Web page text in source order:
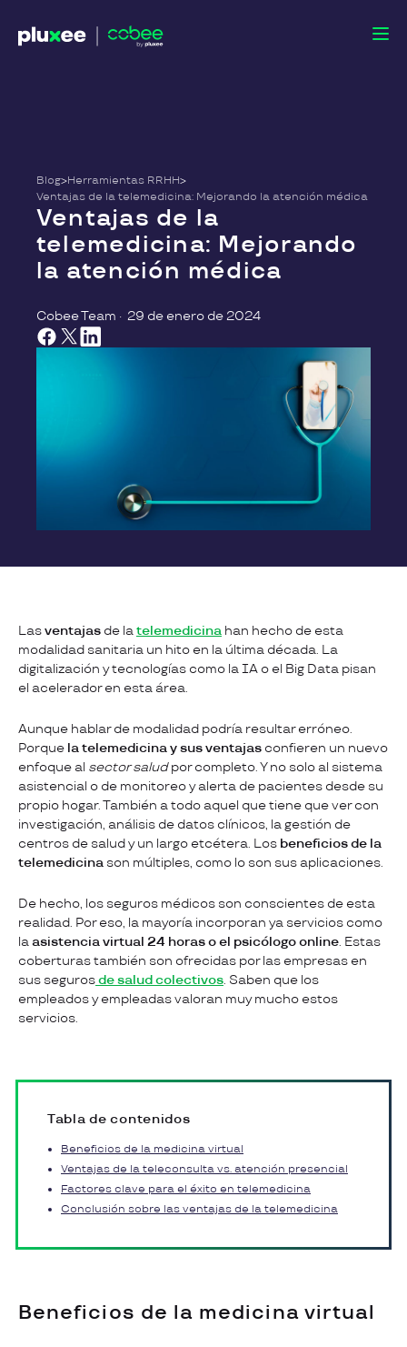
Ventajas de la
telemedicina: Mejorando
la atención médica
Cobee Team · 29 de enero de 2024
Blog>Herramientas RRHH>
Ventajas de la telemedicina: Mejorando la atención médica
Lasventajas de latelemedicina han hecho de esta
modalidad sanitaria un hito en la última década. La
digitalización y tecnologías como la IA o el Big Data pisan
el acelerador en esta área.
Aunque hablar de modalidad podría resultar erróneo.
Porque la telemedicina y sus ventajas confieren un nuevo
enfoque al sector saludpor completo. Y no solo al sistema
asistencial o de monitoreo y alerta de pacientes desde su
propio hogar. También a todo aquel que tiene que ver con
investigación, análisis de datos clínicos, la gestión de
centros de salud y un largo etcétera. Los beneficios de la
telemedicina son múltiples, como lo son sus aplicaciones.
De hecho, los seguros médicos son conscientes de esta
realidad. Por eso, la mayoría incorporan ya servicios como
laasistencia virtual 24 horas o el psicólogo online. Estas
coberturas también son ofrecidas por las empresas en
sus segurosde salud colectivos. Saben que los
empleados y empleadas valoran muy mucho estos
servicios.
Tabla de contenidos
Beneficios de la medicina virtual
Ventajas de la teleconsulta vs. atención presencial
Factores clave para el éxito en telemedicina
Conclusión sobre las ventajas de la telemedicina
Beneficios de la medicina virtual